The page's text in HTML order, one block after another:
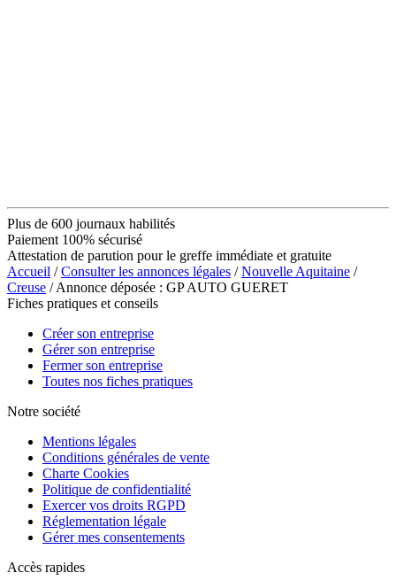
Plus de 600 journaux habilités
Paiement 100% sécurisé
Attestation de parution pour le greffe immédiate et gratuite
Accueil /Consulter les annonces légales /Nouvelle Aquitaine /
Creuse / Annonce déposée : GP AUTO GUERET
Fiches pratiques et conseils
Créer son entreprise
Gérer son entreprise
Fermer son entreprise
Toutes nos fiches pratiques
Notre société
Mentions légales
Conditions générales de vente
Charte Cookies
Politique de confidentialité
Exercer vos droits RGPD
Réglementation légale
Gérer mes consentements
Accès rapides